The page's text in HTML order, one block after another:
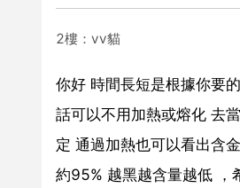
2樓：vv貓
你好 時間長短是根據你要
話可以不用加熱或熔化 去
定 通過加熱也可以看出含
約95% 越黑越含量越低 ，